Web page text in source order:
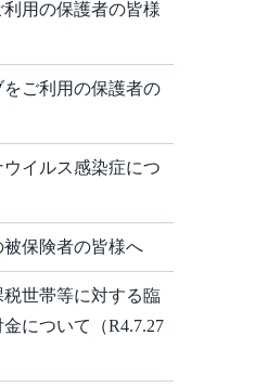
用の保護者の皆様
ご利用の保護者の
イルス感染症につ
保険者の皆様へ
世帯等に対する臨
について（R4.7.27